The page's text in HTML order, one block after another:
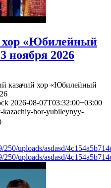
хор «Юбилейный
ноября 2026
казачий хор «Юбилейный
2026-08-07T03:32:00+03:00
kazachiy-hor-yubileynyy-
uploads/asdasd/
uploads/asdasd/